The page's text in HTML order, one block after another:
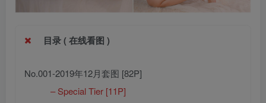
目录 ( 在线看图 )
No.001-2019年12月套图 [82P]
– Special Tier [11P]